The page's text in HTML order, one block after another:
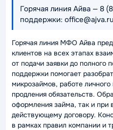
Горячая линия Айва — 8
поддержки:
Горячая линия МФО Айва
клиентов на всех этапах
от подачи заявки до полного
поддержки помогает
микрозаймов, работе
продления обязательств.
оформления займа, так и при
действующему договору.
в рамках правил компании и